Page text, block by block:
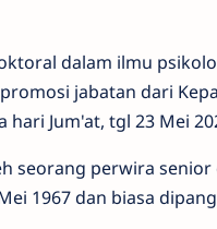
dalam ilmu
jabatan dari
hari Jum'at, tgl 23 Mei
seorang perwira
1967 dan biasa